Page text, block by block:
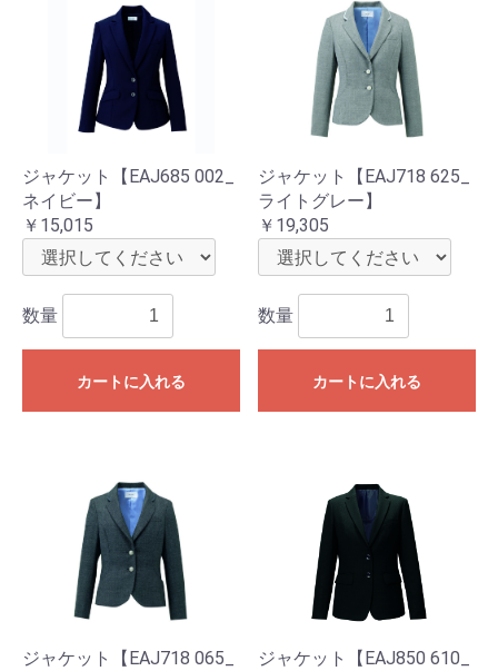
ジャケット【EAJ685 002_
ネイビー】
￥15,015
数量
カートに入れる
ジャケット【EAJ718 625_
ライトグレー】
￥19,305
数量
カートに入れる
ジャケット【EAJ718 065_
ジャケット【EAJ850 610_